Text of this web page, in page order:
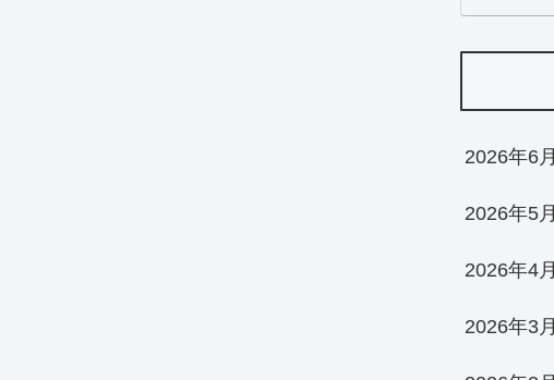
2026年6月
2026年5月
2026年4月
2026年3月